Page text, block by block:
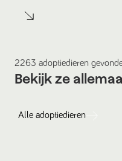
2263 adoptiedieren
Bekijk ze
Alle adoptiedieren